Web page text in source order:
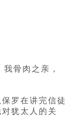
骨肉之亲，
罗在讲完信徒
犹太人的关